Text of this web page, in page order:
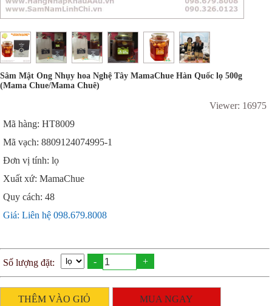
Sâm Mật Ong Nhụy hoa Nghệ Tây MamaChue Hàn Quốc lọ 500g
(Mama Chue/Mama Chuê)
Viewer: 16975
Mã hàng: HT8009
Mã vạch: 8809124074995-1
Đơn vị tính: lọ
Xuất xứ: MamaChue
Quy cách: 48
Giá: Liên hệ 098.679.8008
Số lượng đặt: - +
THÊM VÀO GIỎ MUA NGAY